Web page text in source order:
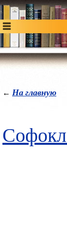
← На главную